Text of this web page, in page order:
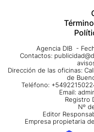
Agencia DIB -
Contactos:
Dirección de las oficinas:
de
Teléfono:
Email:
Registro
Nº
Editor
Empresa propietaria